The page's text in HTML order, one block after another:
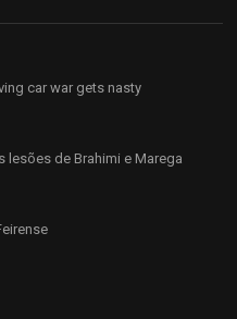
car war gets nasty
lesões de Brahimi e Marega